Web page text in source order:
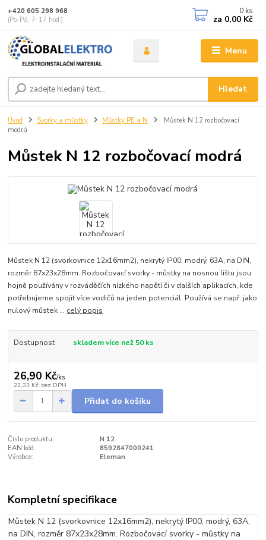
Menu
Hledat
+420 605 298 968
(Po-Pá, 7-17 hod.)
0 ks
za 0,00 Kč
Úvod Svorky a můstky Můstky PE a N
Můstek N 12 rozbočovací
modrá
Můstek N 12 rozbočovací modrá
Můstek N 12 (svorkovnice 12x16mm2), nekrytý IP00, modrý, 63A, na DIN,
rozměr 87x23x28mm. Rozbočovací svorky - můstky na nosnou lištu jsou
hojně používány v rozváděčích nízkého napětí či v dalších aplikacích, kde
potřebujeme spojit více vodičů na jeden potenciál. Používá se např. jako
nulový můstek ... celý popis
Dostupnost skladem více než 50 ks
26,90 Kč/ks
22,23 Kč bez DPH
Přidat do košíku
Číslo produktu:
N 12
EAN kód:
8592847000241
Výrobce:
Eleman
Kompletní specifikace
Můstek N 12 (svorkovnice 12x16mm2), nekrytý IP00, modrý, 63A,
na DIN, rozměr 87x23x28mm. Rozbočovací svorky - můstky na